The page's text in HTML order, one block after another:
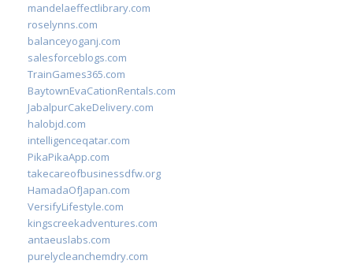
mandelaeffectlibrary.com
roselynns.com
balanceyoganj.com
salesforceblogs.com
TrainGames365.com
BaytownEvaCationRentals.com
JabalpurCakeDelivery.com
halobjd.com
intelligenceqatar.com
PikaPikaApp.com
takecareofbusinessdfw.org
HamadaOfJapan.com
VersifyLifestyle.com
kingscreekadventures.com
antaeuslabs.com
purelycleanchemdry.com